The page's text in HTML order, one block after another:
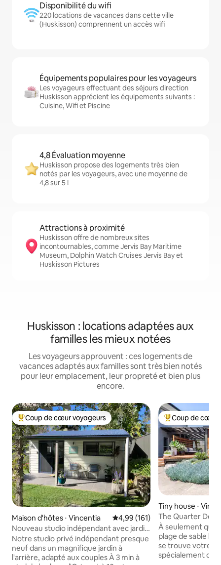
Disponibilité du wifi
220 locations de vacances dans cette ville
(Huskisson) comprennent un accès wifi
Équipements populaires pour les voyageurs
Les voyageurs effectuant des séjours direction
Huskisson apprécient les équipements suivants :
Cuisine, Wifi et Piscine
4,8 Évaluation moyenne
Huskisson propose des logements très bien
notés par les voyageurs, avec une moyenne de
4,8 sur 5 !
Attractions à proximité
Huskisson offre de nombreux sites
incontournables, comme Jervis Bay Maritime
Museum, Dolphin Watch Cruises Jervis Bay et
Huskisson Pictures
Huskisson : locations adaptées aux
familles les mieux notées
Les voyageurs approuvent : ces logements de
vacances adaptés aux familles sont très bien notés
pour leur emplacement, leur propreté et bien plus
encore.
Coups de cœur voyageurs les plus appréciés
Coup de cœur voyageurs
Maison d'hôtes ⋅ Vincentia Évaluation moyenne sur la
4,99 (161)
Nouveau studio indépendant avec jardin
de lavande
Notre studio privé indépendant presque
neuf dans un magnifique jardin à
l'arrière, adapté aux couples À 3 min à
Coups de cœur
Coup de cœur
Tiny house ⋅
The Quarter Deck
Collingwood, baie
À seulement
plage de sable
se trouve votre
spécialement